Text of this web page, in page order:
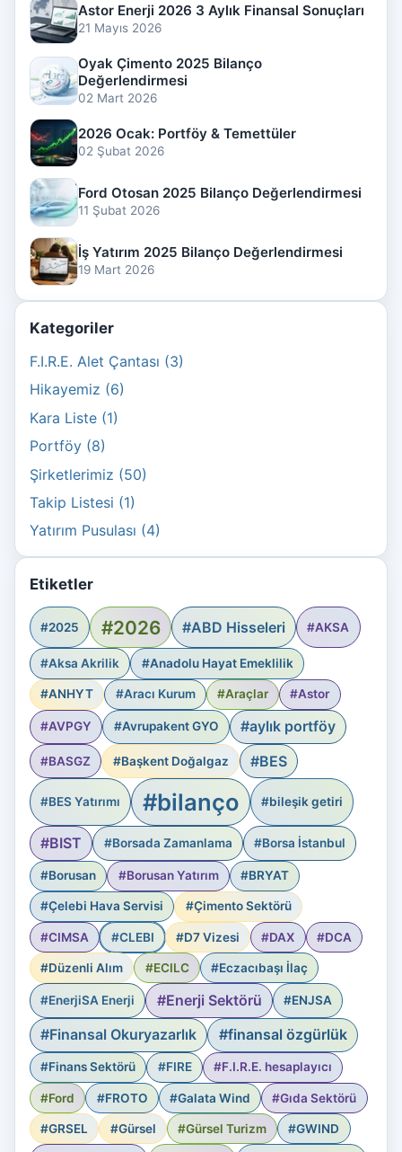
Astor Enerji 2026 3 Aylık Finansal Sonuçları
21 Mayıs 2026
Oyak Çimento 2025 Bilanço
Değerlendirmesi
02 Mart 2026
2026 Ocak: Portföy & Temettüler
02 Şubat 2026
Ford Otosan 2025 Bilanço Değerlendirmesi
11 Şubat 2026
İş Yatırım 2025 Bilanço Değerlendirmesi
19 Mart 2026
Kategoriler
F.I.R.E. Alet Çantası (3)
Hikayemiz (6)
Kara Liste (1)
Portföy (8)
Şirketlerimiz (50)
Takip Listesi (1)
Yatırım Pusulası (4)
Etiketler
#2025 #2026 #ABD Hisseleri #AKSA
#Aksa Akrilik #Anadolu Hayat Emeklilik
#ANHYT #Aracı Kurum #Araçlar #Astor
#AVPGY #Avrupakent GYO #aylık portföy
#BASGZ #Başkent Doğalgaz #BES
#BES Yatırımı #bilanço #bileşik getiri
#BIST #Borsada Zamanlama #Borsa İstanbul
#Borusan #Borusan Yatırım #BRYAT
#Çelebi Hava Servisi #Çimento Sektörü
#CIMSA #CLEBI #D7 Vizesi #DAX #DCA
#Düzenli Alım #ECILC #Eczacıbaşı İlaç
#EnerjiSA Enerji #Enerji Sektörü #ENJSA
#Finansal Okuryazarlık #finansal özgürlük
#Finans Sektörü #FIRE #F.I.R.E. hesaplayıcı
#Ford #FROTO #Galata Wind #Gıda Sektörü
#GRSEL #Gürsel #Gürsel Turizm #GWIND